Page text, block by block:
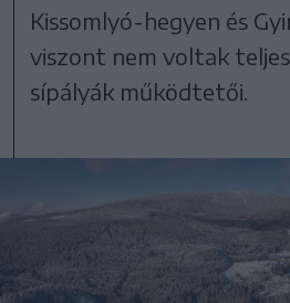
Kissomlyó-hegyen és
viszont nem voltak
sípályák működtetői.